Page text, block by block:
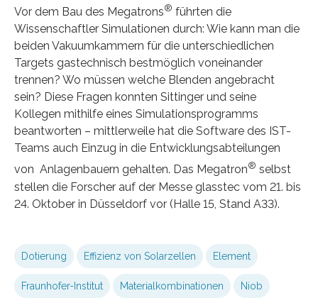
Vor dem Bau des Megatrons® führten die
Wissenschaftler Simulationen durch: Wie kann man die
beiden Vakuumkammern für die unterschiedlichen
Targets gastechnisch bestmöglich voneinander
trennen? Wo müssen welche Blenden angebracht
sein? Diese Fragen konnten Sittinger und seine
Kollegen mithilfe eines Simulationsprogramms
beantworten – mittlerweile hat die Software des IST-
Teams auch Einzug in die Entwicklungsabteilungen
von Anlagenbauern gehalten. Das Megatron® selbst
stellen die Forscher auf der Messe glasstec vom 21. bis
24. Oktober in Düsseldorf vor (Halle 15, Stand A33).
Dotierung Effizienz von Solarzellen Element
Fraunhofer-Institut Materialkombinationen Niob